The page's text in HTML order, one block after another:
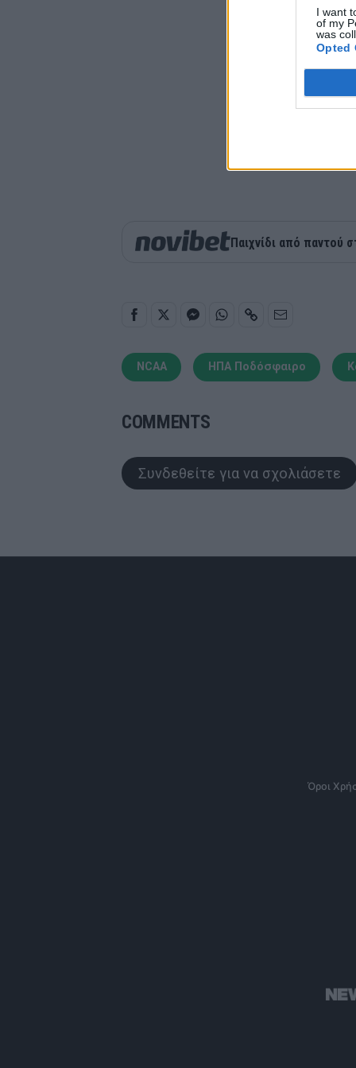
I want
of my
was
Opted
Παιχνίδι από παντού
NCAA ΗΠΑ Ποδόσφαιρο
COMMENTS
Συνδεθείτε για να σχολιάσετε
Όροι